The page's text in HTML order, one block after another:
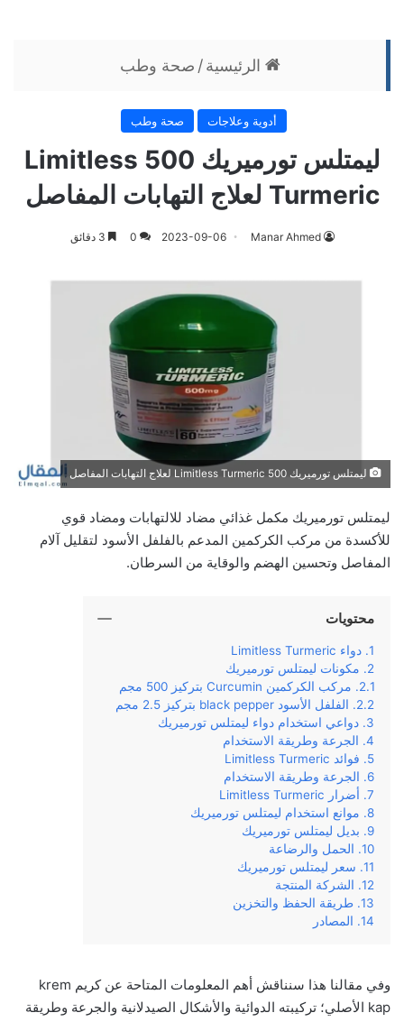
الرئيسية / صحة وطب
أدوية وعلاجات صحة وطب
ليمتلس تورميريك 500 Limitless
Turmeric لعلاج التهابات المفاصل
Manar Ahmed
2023-09-06
0
ليمتلس تورميريك 500 Limitless Turmeric لعلاج التهابات المفاصل
ليمتلس تورميريك مكمل غذائي مضاد للالتهابات ومضاد قوي
للأكسدة من مركب الكركمين المدعم بالفلفل الأسود لتقليل آلام
المفاصل وتحسين الهضم والوقاية من السرطان.
محتويات
دواء Limitless Turmeric
مكونات ليمتلس تورميريك
مركب الكركمين Curcumin بتركيز 500 مجم
الفلفل الأسود black pepper بتركيز 2.5 مجم
دواعي استخدام دواء ليمتلس تورميريك
الجرعة وطريقة الاستخدام
فوائد Limitless Turmeric
الجرعة وطريقة الاستخدام
أضرار Limitless Turmeric
موانع استخدام ليمتلس تورميريك
بديل ليمتلس تورميريك
الحمل والرضاعة
سعر ليمتلس تورميريك
الشركة المنتجة
طريقة الحفظ والتخزين
المصادر
وفي‌ ‌مقالنا‌ ‌هذا‌ ‌سنناقش‌ ‌أهم‌ ‌المعلومات‌ ‌المتاحة‌ ‌عن‌ كريم krem
kap الأصلي؛‌ ‌تركيبته‌ ‌الدوائية‌ والأشكال الصيدلانية ‌والجرعة‌ ‌وطريقة‌